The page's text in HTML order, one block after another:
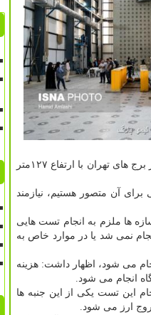
وی با اشاره به آزمایش انجام شده در این آزمایشگاه، اظهار داشت: تست امروز یكی از تست های اتصال یكی از برج های تهران با ارتفاع ۱۲۷متر
آن متصور هستیم، نیازمند
ها ملزم به انجام تست هایی
نمی شد یا در موارد خاص به
می شود، اظهار داشت: هزینه
این تست یكی از این جنبه ها
ارز می شود.